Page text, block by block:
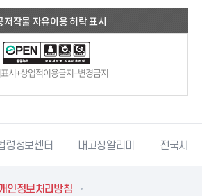
저작물 자유이용 허락 표시
시+상업적이용금지+변경금지
령정보센터 내고장알리미 전국시장
인정보처리방침